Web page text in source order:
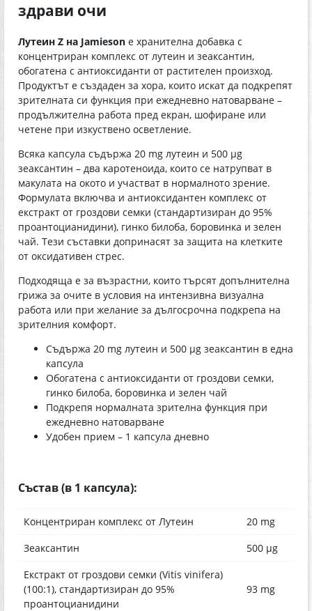
здрави очи
Лутеин Z на Jamieson е хранителна добавка с
концентриран комплекс от лутеин и зеаксантин,
обогатена с антиоксиданти от растителен произход.
Продуктът е създаден за хора, които искат да подкрепят
зрителната си функция при ежедневно натоварване –
продължителна работа пред екран, шофиране или
четене при изкуствено осветление.
Всяка капсула съдържа 20 mg лутеин и 500 µg
зеаксантин – два каротеноида, които се натрупват в
макулата на окото и участват в нормалното зрение.
Формулата включва и антиоксидантен комплекс от
екстракт от гроздови семки (стандартизиран до 95%
проантоцианидини), гинко билоба, боровинка и зелен
чай. Тези съставки допринасят за защита на клетките
от оксидативен стрес.
Подходяща е за възрастни, които търсят допълнителна
грижа за очите в условия на интензивна визуална
работа или при желание за дългосрочна подкрепа на
зрителния комфорт.
Съдържа 20 mg лутеин и 500 µg зеаксантин в една
капсула
Обогатена с антиоксиданти от гроздови семки,
гинко билоба, боровинка и зелен чай
Подкрепя нормалната зрителна функция при
ежедневно натоварване
Удобен прием – 1 капсула дневно
Състав (в 1 капсула):
Концентриран комплекс от Лутеин
20 mg
Зеаксантин
500 µg
Екстракт от гроздови семки (Vitis vinifera)
(100:1), стандартизиран до 95%
проантоцианидини
93 mg